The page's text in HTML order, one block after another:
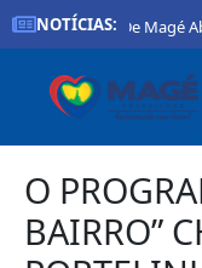
NOTÍCIAS:
Prefeitura De Magé Abre
O
BAIRRO”